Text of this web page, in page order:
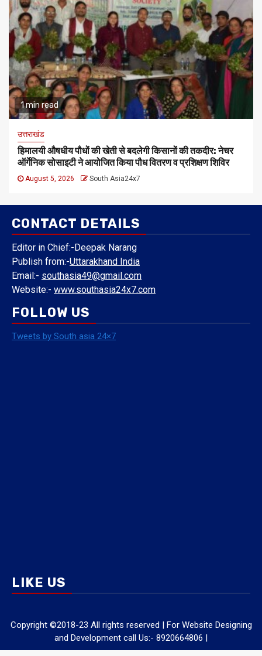
1 min read
उत्तराखंड
हिमालयी औषधीय पौधों की खेती से बदलेगी किसानों की तकदीर: नेचर
ऑर्गेनिक सोसाइटी ने आयोजित किया पौध वितरण व प्रशिक्षण शिविर
August 5, 2026 South Asia24x7
CONTACT DETAILS
Editor in Chief:-Deepak Narang
Publish from:-Uttarakhand India
Email:- southasia49@gmail.com
Website:- www.southasia24x7.com
FOLLOW US
Tweets by South asia 24×7
LIKE US
Copyright ©2018-23 All rights reserved | For Website Designing
and Development call Us:- 8920664806 |